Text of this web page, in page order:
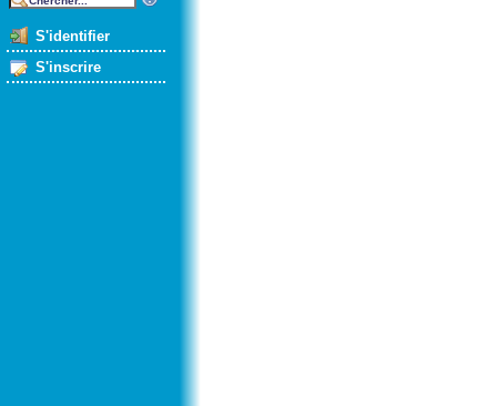
S'identifier
S'inscrire